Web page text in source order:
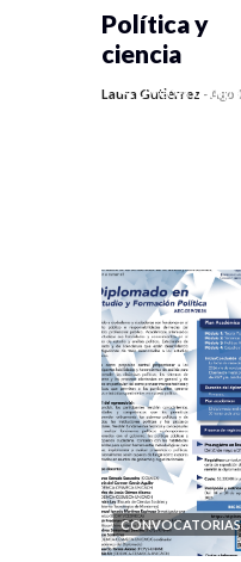
0 veces
Política y
ciencia
Laura Gutiérrez -Ago
CONVOCATORIAS